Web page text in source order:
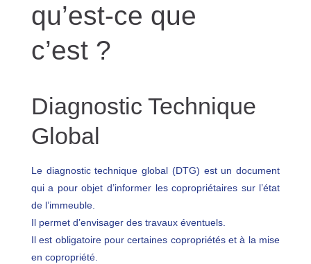
qu’est-ce que
c’est ?
Diagnostic Technique
Global
Le diagnostic technique global (DTG) est un document
qui a pour objet d’informer les copropriétaires sur l’état
de l’immeuble.
Il permet d’envisager des travaux éventuels.
Il est obligatoire pour certaines copropriétés et à la mise
en copropriété.